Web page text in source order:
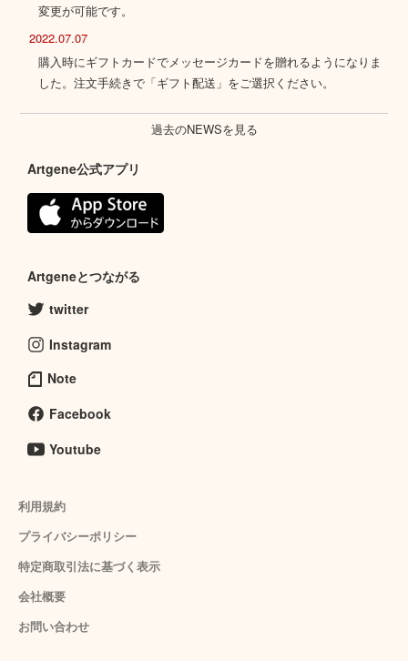
変更が可能です。
2022.07.07
購入時にギフトカードでメッセージカードを贈れるようになりま
した。注文手続きで「ギフト配送」をご選択ください。
過去のNEWSを見る
Artgene公式アプリ
Artgeneとつながる
twitter
Instagram
Note
Facebook
Youtube
利用規約
プライバシーポリシー
特定商取引法に基づく表示
会社概要
お問い合わせ